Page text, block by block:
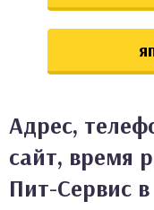
Адрес,
сайт, время
Пит-Сервис